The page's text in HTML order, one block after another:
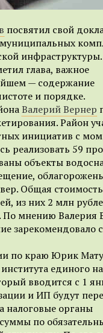
посвятил свой
муниципальных
глава, важное
— содержание
и порядке.
Валерий Вернер
Район
инициатив с
реализовать 59
объекты
Общая стоимость
из них 2 млн
мнению Валерия
зарекомендовало
по краю Юрик
единого
вводится с 1
и ИП будут
налоговые органы
по